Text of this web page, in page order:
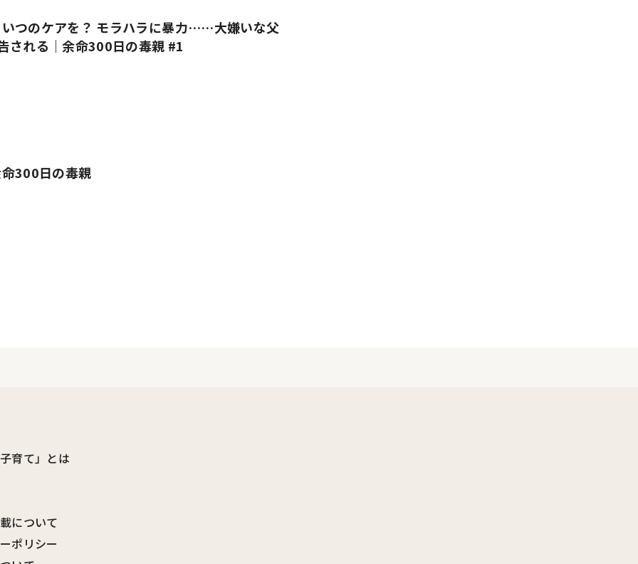
つのケアを？ モラハラに暴力……大嫌いな父
される｜余命300日の毒親 #1
300日の毒親
育て」とは
について
ポリシー